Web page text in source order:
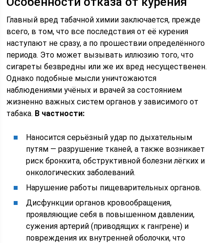
Главный вред табачной химии заключается, прежде
всего, в том, что все последствия от её курения
наступают не сразу, а по прошествии определённого
периода. Это может вызывать иллюзию того, что
сигареты безвредны или же их вред несущественен.
Однако подобные мысли уничтожаются
наблюдениями учёных и врачей за состоянием
жизненно важных систем органов у зависимого от
табака. В частности:
Наносится серьёзный удар по дыхательным
путям — разрушение тканей, а также возникает
риск бронхита, обструктивной болезни лёгких и
онкологических заболеваний.
Нарушение работы пищеварительных органов.
Дисфункции органов кровообращения,
проявляющие себя в повышенном давлении,
сужения артерий (приводящих к гангрене) и
повреждения их внутренней оболочки, что